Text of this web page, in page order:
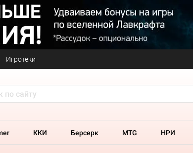
Игротеки
ККИ Берсерк MTG НРИ